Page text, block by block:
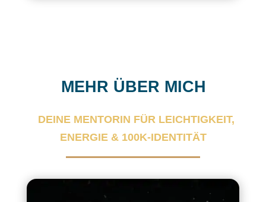
MEHR ÜBER MICH
DEINE MENTORIN FÜR LEICHTIGKEIT,
ENERGIE & 100K-IDENTITÄT